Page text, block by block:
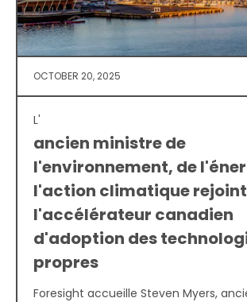
OCTOBER 20, 2025
L'
ancien ministre de
l'environnement, de
l'action climatique rejoint
l'accélérateur canadien
d'adoption des
propres
Foresight accueille Steven Myers,